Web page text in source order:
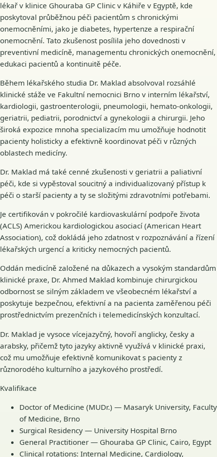
lékař v klinice Ghouraba GP Clinic v Káhiře v Egyptě, kde
poskytoval průběžnou péči pacientům s chronickými
onemocněními, jako je diabetes, hypertenze a respirační
onemocnění. Tato zkušenost posílila jeho dovednosti v
preventivní medicíně, managementu chronických onemocnění,
edukaci pacientů a kontinuitě péče.
Během lékařského studia Dr. Maklad absolvoval rozsáhlé
klinické stáže ve Fakultní nemocnici Brno v interním lékařství,
kardiologii, gastroenterologii, pneumologii, hemato-onkologii,
geriatrii, pediatrii, porodnictví a gynekologii a chirurgii. Jeho
široká expozice mnoha specializacím mu umožňuje hodnotit
pacienty holisticky a efektivně koordinovat péči v různých
oblastech medicíny.
Dr. Maklad má také cenné zkušenosti v geriatrii a paliativní
péči, kde si vypěstoval soucitný a individualizovaný přístup k
péči o starší pacienty a ty se složitými zdravotními potřebami.
Je certifikován v pokročilé kardiovaskulární podpoře života
(ACLS) Americkou kardiologickou asociací (American Heart
Association), což dokládá jeho zdatnost v rozpoznávání a řízení
lékařských urgencí a kriticky nemocných pacientů.
Oddán medicíně založené na důkazech a vysokým standardům
klinické praxe, Dr. Ahmed Maklad kombinuje chirurgickou
odbornost se silným základem ve všeobecném lékařství a
poskytuje bezpečnou, efektivní a na pacienta zaměřenou péči
prostřednictvím prezenčních i telemedicínských konzultací.
Dr. Maklad je vysoce vícejazyčný, hovoří anglicky, česky a
arabsky, přičemž tyto jazyky aktivně využívá v klinické praxi,
což mu umožňuje efektivně komunikovat s pacienty z
různorodého kulturního a jazykového prostředí.
Kvalifikace
Doctor of Medicine (MUDr.) — Masaryk University, Faculty
of Medicine, Brno
Surgical Residency — University Hospital Brno
General Practitioner — Ghouraba GP Clinic, Cairo, Egypt
Clinical rotations: Internal Medicine, Cardiology,